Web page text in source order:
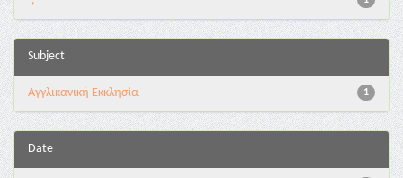
Subject
1
Αγγλικανική Εκκλησία
Date